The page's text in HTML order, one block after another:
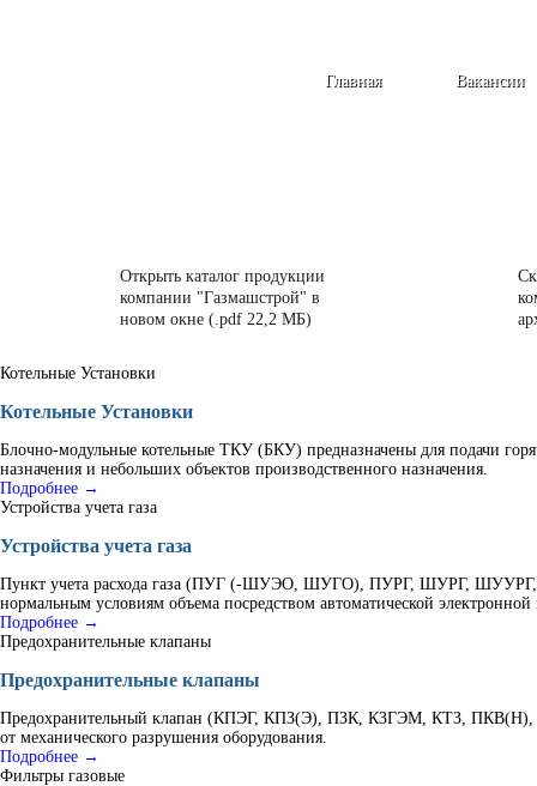
Вакансии
Главная
Открыть каталог продукции
компании "Газмашстрой" в
новом окне (.pdf 22,2 МБ)
Котельные Установки
Котельные Установки
Блочно-модульные котельные ТКУ (БКУ) предназначены для подачи
назначения и небольших объектов производственного назначения.
Подробнее →
Устройства учета газа
Устройства учета газа
Пункт учета расхода газа (ПУГ (-ШУЭО, ШУГО), ПУРГ, ШУРГ, ШУУРГ,
нормальным условиям объема посредством автоматической электронной
Подробнее →
Предохранительные клапаны
Предохранительные клапаны
Предохранительный клапан (КПЭГ, КПЗ(Э), ПЗК, КЗГЭМ, КТЗ, ПКВ(Н),
от механического разрушения оборудования.
Подробнее →
Фильтры газовые